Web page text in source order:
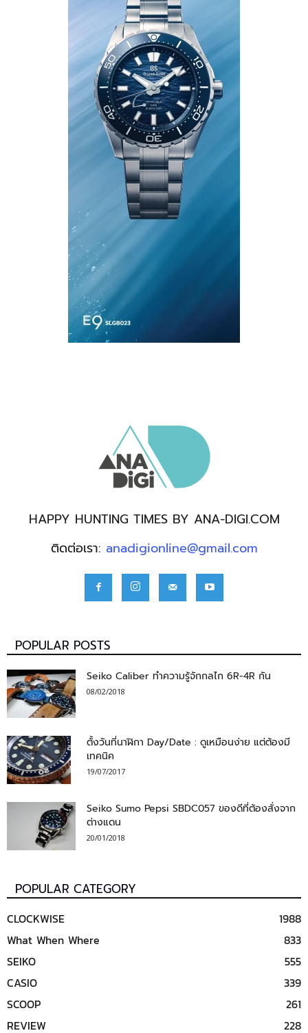
HAPPY HUNTING TIMES BY ANA-DIGI.COM
ติดต่อเรา: anadigionline@gmail.com
POPULAR POSTS
Seiko Caliber ทำความรู้จักกลไก 6R-4R กัน
08/02/2018
ตั้งวันที่นาฬิกา Day/Date : ดูเหมือนง่าย แต่ต้องมี
เทคนิค
19/07/2017
Seiko Sumo Pepsi SBDC057 ของดีที่ต้องสั่งจาก
ต่างแดน
20/01/2018
POPULAR CATEGORY
CLOCKWISE
1988
What When Where
833
SEIKO
555
CASIO
339
SCOOP
261
REVIEW
228